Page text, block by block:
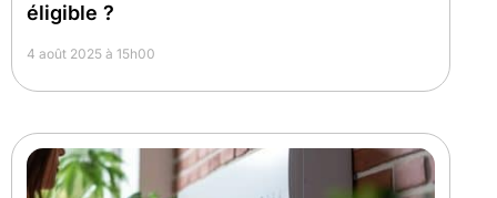
éligible ?
4 août 2025 à 15h00